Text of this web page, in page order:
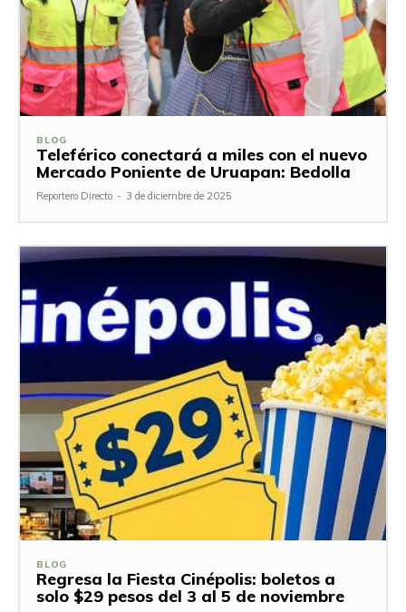
BLOG
Teleférico conectará a miles con el nuevo
Mercado Poniente de Uruapan: Bedolla
Reportero Directo - 3 de diciembre de 2025
BLOG
Regresa la Fiesta Cinépolis: boletos a
solo $29 pesos del 3 al 5 de noviembre